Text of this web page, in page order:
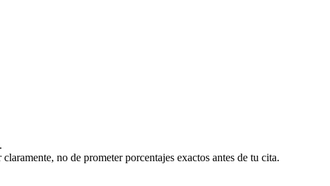
no de prometer porcentajes exactos antes de tu cita.